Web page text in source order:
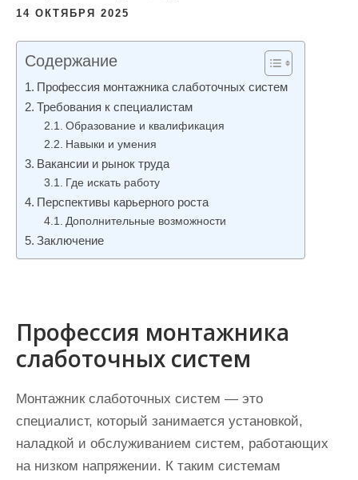
14 ОКТЯБРЯ 2025
Содержание
Профессия монтажника слаботочных систем
Требования к специалистам
Образование и квалификация
Навыки и умения
Вакансии и рынок труда
Где искать работу
Перспективы карьерного роста
Дополнительные возможности
Заключение
Профессия монтажника
слаботочных систем
Монтажник слаботочных систем — это
специалист, который занимается установкой,
наладкой и обслуживанием систем, работающих
на низком напряжении. К таким системам